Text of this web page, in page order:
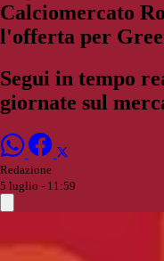
Calciomercato
l'offerta per
Segui in tempo
giornate sul
Redazione
5 luglio - 11:59